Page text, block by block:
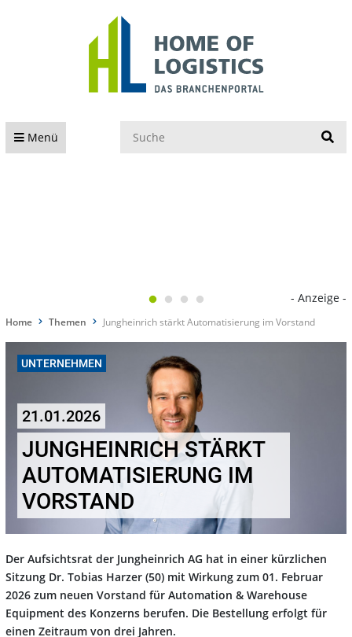
Menü
- Anzeige -
Home Themen Jungheinrich stärkt Automatisierung im Vorstand
UNTERNEHMEN
21.01.2026
JUNGHEINRICH STÄRKT
AUTOMATISIERUNG IM
VORSTAND
Der Aufsichtsrat der Jungheinrich AG hat in einer kürzlichen
Sitzung Dr. Tobias Harzer (50) mit Wirkung zum 01. Februar
2026 zum neuen Vorstand für Automation & Warehouse
Equipment des Konzerns berufen. Die Bestellung erfolgt für
einen Zeitraum von drei Jahren.